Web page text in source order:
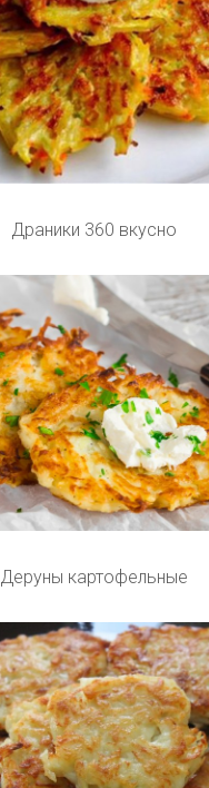
Драники 360 вкусно
Деруны картофельные